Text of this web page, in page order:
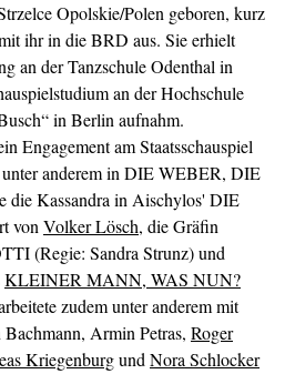
Opolskie/Polen geboren, kurz
ihr in die BRD aus. Sie erhielt
an der Tanzschule Odenthal in
an der Hochschule
in Berlin aufnahm.
Engagement am Staatsschauspiel
anderem in DIE WEBER, DIE
Kassandra in Aischylos' DIE
von Volker Lösch, die Gräfin
(Regie: Sandra Strunz) und
KLEINER MANN, WAS NUN?
zudem unter anderem mit
Armin Petras, Roger
Kriegenburgund Nora Schlocker